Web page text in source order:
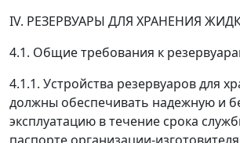
IV. РЕЗЕРВУАРЫ ДЛЯ ХРАНЕНИЯ
4.1. Общие требования к
4.1.1. Устройства резервуаров для
должны обеспечивать надежную и
эксплуатацию в течение срока